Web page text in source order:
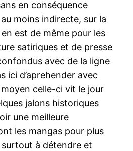
en conséquence
moins indirecte, sur la
est de même pour les
satiriques et de presse
avec de la ligne
ici d’aprehender avec
celle-ci vit le jour
jalons historiques
une meilleure
les mangas pour plus
surtout à détendre et